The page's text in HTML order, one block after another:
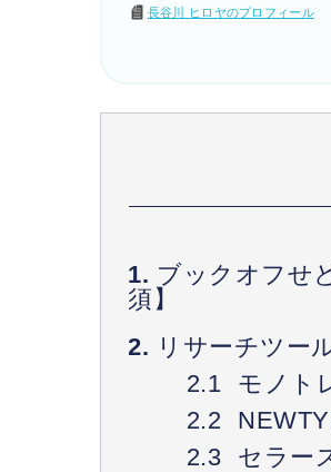
長谷川 ヒロヤのプロフィール
ブックオフせ
須】
リサーチツー
モノト
セラー